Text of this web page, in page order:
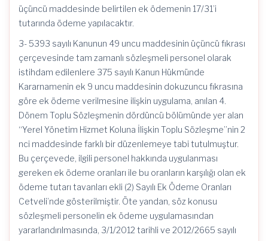
üçüncü maddesinde belirtilen ek ödemenin 17/31’i
tutarında ödeme yapılacaktır.
3- 5393 sayılı Kanunun 49 uncu maddesinin üçüncü fıkrası
çerçevesinde tam zamanlı sözleşmeli personel olarak
istihdam edilenlere 375 sayılı Kanun Hükmünde
Kararnamenin ek 9 uncu maddesinin dokuzuncu fıkrasına
göre ek ödeme verilmesine ilişkin uygulama, anılan 4.
Dönem Toplu Sözleşmenin dördüncü bölümünde yer alan
“Yerel Yönetim Hizmet Koluna İlişkin Toplu Sözleşme”nin 2
nci maddesinde farklı bir düzenlemeye tabi tutulmuştur.
Bu çerçevede, ilgili personel hakkında uygulanması
gereken ek ödeme oranları ile bu oranların karşılığı olan ek
ödeme tutarı tavanları ekli (2) Sayılı Ek Ödeme Oranları
Cetveli’nde gösterilmiştir. Öte yandan, söz konusu
sözleşmeli personelin ek ödeme uygulamasından
yararlandırılmasında, 3/1/2012 tarihli ve 2012/2665 sayılı